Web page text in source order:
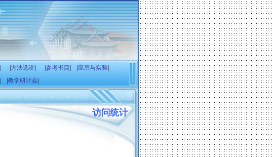
方法选讲 参考书目 应用与实验
教学研讨会
访问统计